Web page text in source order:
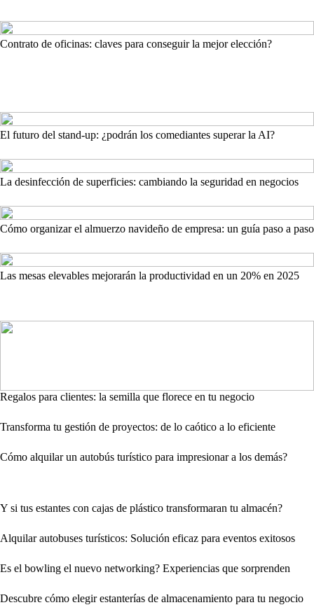
Contrato de oficinas: claves para conseguir la mejor elección?
El futuro del stand-up: ¿podrán los comediantes superar la AI?
La desinfección de superficies: cambiando la seguridad en negocios
Cómo organizar el almuerzo navideño de empresa: un guía paso a paso
Las mesas elevables mejorarán la productividad en un 20% en 2025
Regalos para clientes: la semilla que florece en tu negocio
Transforma tu gestión de proyectos: de lo caótico a lo eficiente
Cómo alquilar un autobús turístico para impresionar a los demás?
Y si tus estantes con cajas de plástico transformaran tu almacén?
Alquilar autobuses turísticos: Solución eficaz para eventos exitosos
Es el bowling el nuevo networking? Experiencias que sorprenden
Descubre cómo elegir estanterías de almacenamiento para tu negocio